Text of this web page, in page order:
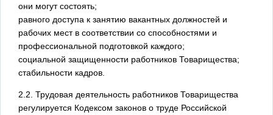
они могут состоять;
равного доступа к занятию вакантных должностей и
рабочих мест в соответствии со способностями и
профессиональной подготовкой каждого;
социальной защищенности работников Товарищества;
стабильности кадров.
2.2. Трудовая деятельность работников Товарищества
регулируется Кодексом законов о труде Российской